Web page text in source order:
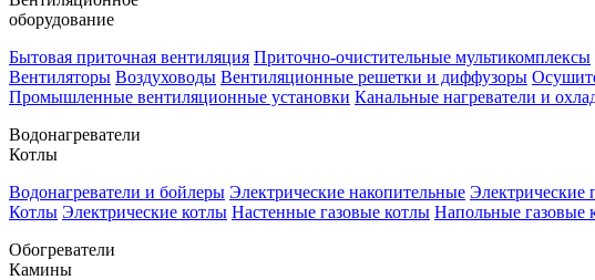
оборудование
Бытовая приточная вентиляция Приточно-очистительные мультикомплексы
Вентиляторы Воздуховоды Вентиляционные решетки и диффузоры
Промышленные вентиляционные установки Канальные нагреватели и
Водонагреватели
Котлы
Водонагреватели и бойлеры Электрические накопительные Электрические
Котлы Электрические котлы Настенные газовые котлы Напольные газовые
Обогреватели
Камины